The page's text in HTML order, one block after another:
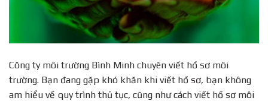
Công ty môi trường Bình Minh chuyên viết hồ sơ môi
trường. Bạn đang gặp khó khăn khi viết hồ sơ, bạn không
am hiểu về quy trình thủ tục, cũng như cách viết hồ sơ môi